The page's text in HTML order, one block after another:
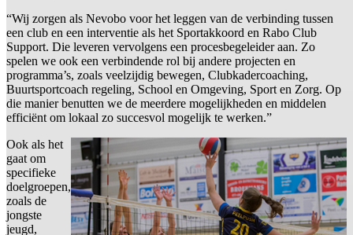
“Wij zorgen als Nevobo voor het leggen van de verbinding tussen
een club en een interventie als het Sportakkoord en Rabo Club
Support. Die leveren vervolgens een procesbegeleider aan. Zo
spelen we ook een verbindende rol bij andere projecten en
programma’s, zoals veelzijdig bewegen, Clubkadercoaching,
Buurtsportcoach regeling, School en Omgeving, Sport en Zorg. Op
die manier benutten we de meerdere mogelijkheden en middelen
efficiënt om lokaal zo succesvol mogelijk te werken.”
Ook als het
gaat om
specifieke
doelgroepen,
zoals de
jongste
jeugd,